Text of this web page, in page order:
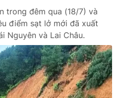
trong đêm qua (18/7) và
điểm sạt lở mới đã xuất
Nguyên và Lai Châu.